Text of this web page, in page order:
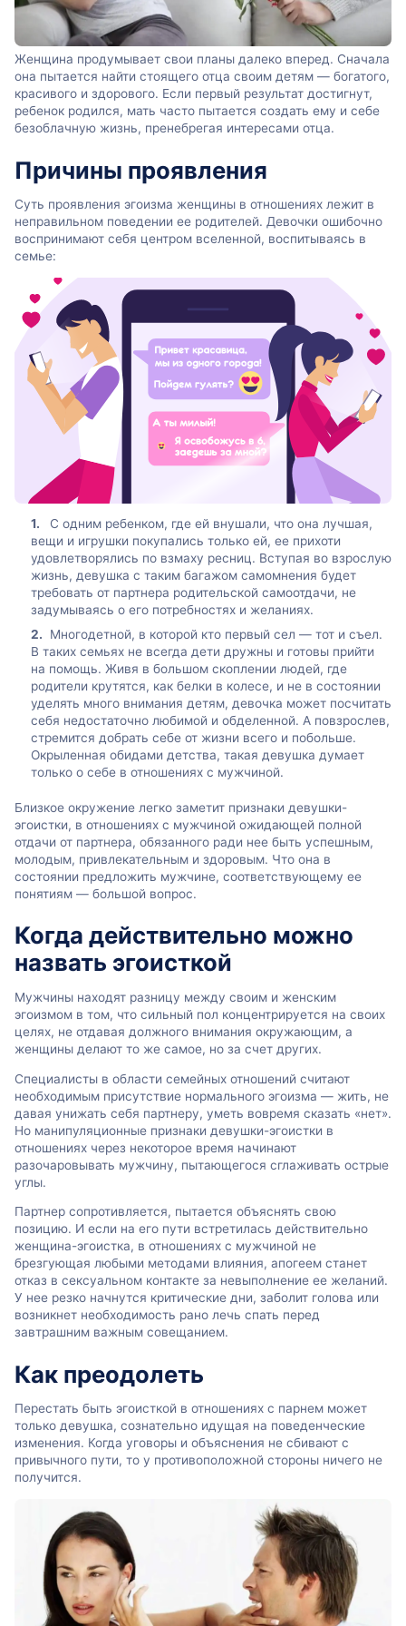
Женщина продумывает свои планы далеко вперед. Сначала
она пытается найти стоящего отца своим детям — богатого,
красивого и здорового. Если первый результат достигнут,
ребенок родился, мать часто пытается создать ему и себе
безоблачную жизнь, пренебрегая интересами отца.
Причины проявления
Суть проявления эгоизма женщины в отношениях лежит в
неправильном поведении ее родителей. Девочки ошибочно
воспринимают себя центром вселенной, воспитываясь в
семье:
С одним ребенком, где ей внушали, что она лучшая,
вещи и игрушки покупались только ей, ее прихоти
удовлетворялись по взмаху ресниц. Вступая во взрослую
жизнь, девушка с таким багажом самомнения будет
требовать от партнера родительской самоотдачи, не
задумываясь о его потребностях и желаниях.
Многодетной, в которой кто первый сел — тот и съел.
В таких семьях не всегда дети дружны и готовы прийти
на помощь. Живя в большом скоплении людей, где
родители крутятся, как белки в колесе, и не в состоянии
уделять много внимания детям, девочка может посчитать
себя недостаточно любимой и обделенной. А повзрослев,
стремится добрать себе от жизни всего и побольше.
Окрыленная обидами детства, такая девушка думает
только о себе в отношениях с мужчиной.
Близкое окружение легко заметит признаки девушки-
эгоистки, в отношениях с мужчиной ожидающей полной
отдачи от партнера, обязанного ради нее быть успешным,
молодым, привлекательным и здоровым. Что она в
состоянии предложить мужчине, соответствующему ее
понятиям — большой вопрос.
Когда действительно можно
назвать эгоисткой
Мужчины находят разницу между своим и женским
эгоизмом в том, что сильный пол концентрируется на своих
целях, не отдавая должного внимания окружающим, а
женщины делают то же самое, но за счет других.
Специалисты в области семейных отношений считают
необходимым присутствие нормального эгоизма — жить, не
давая унижать себя партнеру, уметь вовремя сказать «нет».
Но манипуляционные признаки девушки-эгоистки в
отношениях через некоторое время начинают
разочаровывать мужчину, пытающегося сглаживать острые
углы.
Партнер сопротивляется, пытается объяснять свою
позицию. И если на его пути встретилась действительно
женщина-эгоистка, в отношениях с мужчиной не
брезгующая любыми методами влияния, апогеем станет
отказ в сексуальном контакте за невыполнение ее желаний.
У нее резко начнутся критические дни, заболит голова или
возникнет необходимость рано лечь спать перед
завтрашним важным совещанием.
Как преодолеть
Перестать быть эгоисткой в отношениях с парнем может
только девушка, сознательно идущая на поведенческие
изменения. Когда уговоры и объяснения не сбивают с
привычного пути, то у противоположной стороны ничего не
получится.